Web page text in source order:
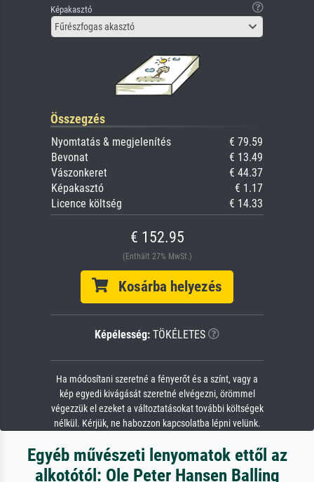
Képakasztó
Fűrészfogas akasztó
Összegzés
Nyomtatás & megjelenítés
€ 79.59
Bevonat
€ 13.49
Vászonkeret
€ 44.37
Képakasztó
€ 1.17
Licence költség
€ 14.33
€ 152.95
(Enthält 27% MwSt.)
Kosárba helyezés
Képélesség: TÖKÉLETES
Ha módosítani szeretné a fényerőt és a színt, vagy a
kép egyedi kivágását szeretné elvégezni, örömmel
végezzük el ezeket a változtatásokat további költségek
nélkül. Kérjük, ne habozzon kapcsolatba lépni velünk.
Egyéb művészeti lenyomatok ettől az
alkotótól: Ole Peter Hansen Balling